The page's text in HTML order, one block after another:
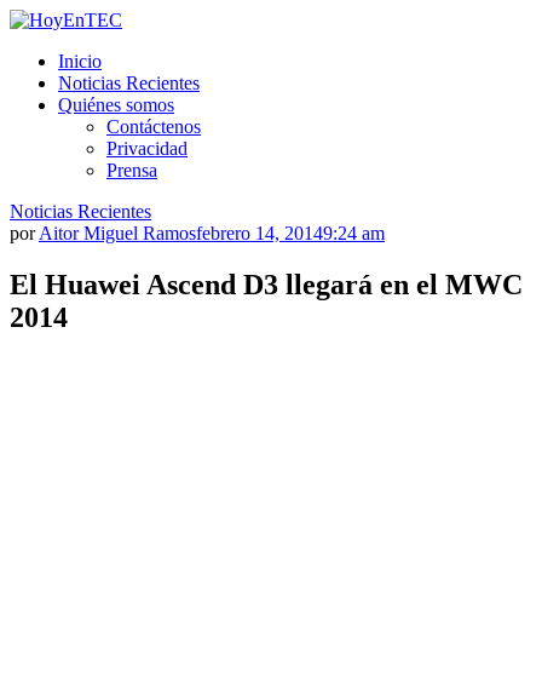
Saltar
contenido.
Inicio
Noticias Recientes
Quiénes somos
Contáctenos
Privacidad
Prensa
Noticias Recientes
porAitor Miguel Ramosfebrero 14, 20149:24 am
El Huawei Ascend D3 llegará en el MWC
2014